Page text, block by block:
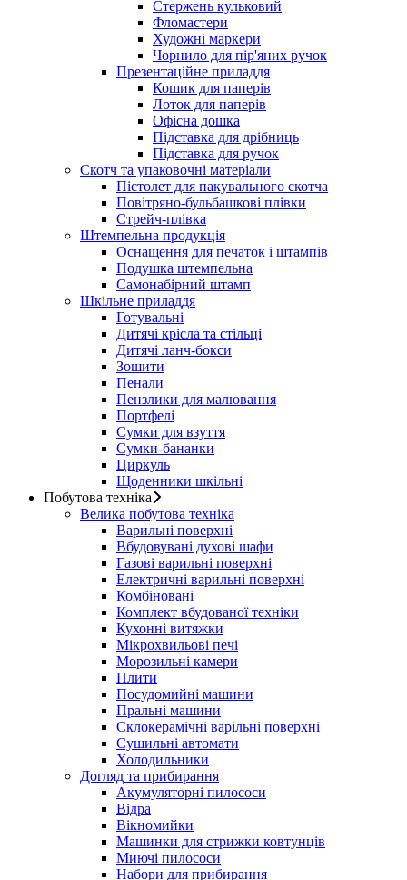
Стержень кульковий
Фломастери
Художні маркери
Чорнило для пір'яних ручок
Презентаційне приладдя
Кошик для паперів
Лоток для паперів
Офісна дошка
Підставка для дрібниць
Підставка для ручок
Скотч та упаковочні матеріали
Пістолет для пакувального скотча
Повітряно-бульбашкові плівки
Стрейч-плівка
Штемпельна продукція
Оснащення для печаток і штампів
Подушка штемпельна
Самонабірний штамп
Шкільне приладдя
Готувальні
Дитячі крісла та стільці
Дитячі ланч-бокси
Зошити
Пенали
Пензлики для малювання
Портфелі
Сумки для взуття
Сумки-бананки
Циркуль
Щоденники шкільні
Побутова техніка
Велика побутова техніка
Варильні поверхні
Вбудовувані духові шафи
Газові варильні поверхні
Електричні варильні поверхні
Комбіновані
Комплект вбудованої техніки
Кухонні витяжки
Мікрохвильові печі
Морозильні камери
Плити
Посудомийні машини
Пральні машини
Склокерамічні варільні поверхні
Сушильні автомати
Холодильники
Догляд та прибирання
Акумуляторні пилососи
Відра
Вікномийки
Машинки для стрижки ковтунців
Миючі пилососи
Набори для прибирання